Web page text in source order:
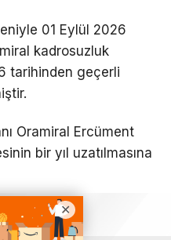
01 Eylül 2026
kadrosuzluk
tarihinden geçerli
Oramiral Ercüment
bir yıl uzatılmasına
Orgeneral Ziya Cemal
emekliye sevk
Vatandaşları yakından ilgilendiren haber: Artık hastaneye gitmeye gerek yok